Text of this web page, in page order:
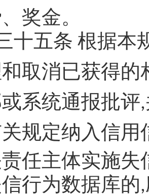
奖金。
十五条 根据本
取消已获得的
系统通报批评,
规定纳入信用
任主体实施失
行为数据库的,